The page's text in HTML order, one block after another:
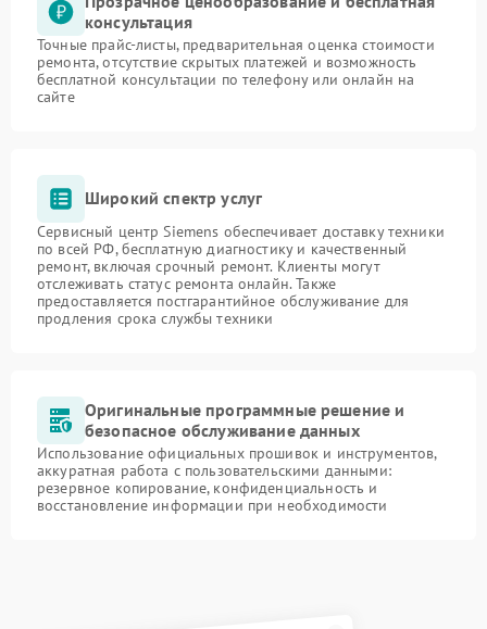
консультация
Точные прайс-листы, предварительная оценка стоимости
ремонта, отсутствие скрытых платежей и возможность
бесплатной консультации по телефону или онлайн на
сайте
Широкий спектр услуг
Сервисный центр Siemens обеспечивает доставку техники
по всей РФ, бесплатную диагностику и качественный
ремонт, включая срочный ремонт. Клиенты могут
отслеживать статус ремонта онлайн. Также
предоставляется постгарантийное обслуживание для
продления срока службы техники
Оригинальные программные решение и
безопасное обслуживание данных
Использование официальных прошивок и инструментов,
аккуратная работа с пользовательскими данными:
резервное копирование, конфиденциальность и
восстановление информации при необходимости